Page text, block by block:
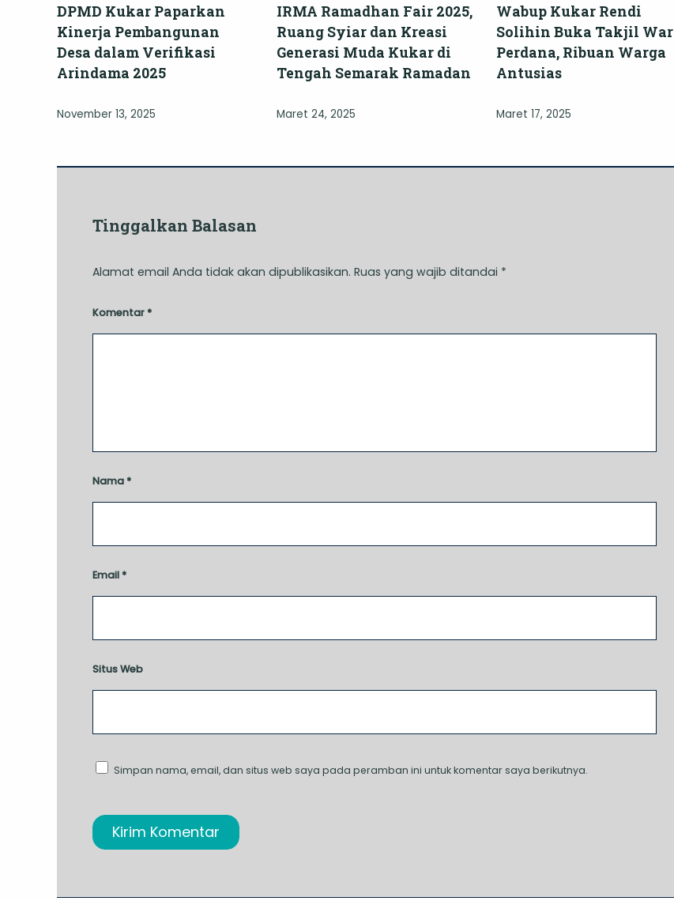
DPMD Kukar Paparkan
Kinerja Pembangunan
Desa dalam Verifikasi
Arindama 2025
November 13, 2025
IRMA Ramadhan Fair 2025,
Ruang Syiar dan Kreasi
Generasi Muda Kukar di
Tengah Semarak Ramadan
Maret 24, 2025
Wabup Kukar Rendi
Solihin Buka Takjil War
Perdana, Ribuan Warga
Antusias
Maret 17, 2025
Tinggalkan Balasan
Alamat email Anda tidak akan dipublikasikan. Ruas yang wajib ditandai *
Komentar *
Nama *
Email *
Situs Web
Simpan nama, email, dan situs web saya pada peramban ini untuk komentar saya berikutnya.